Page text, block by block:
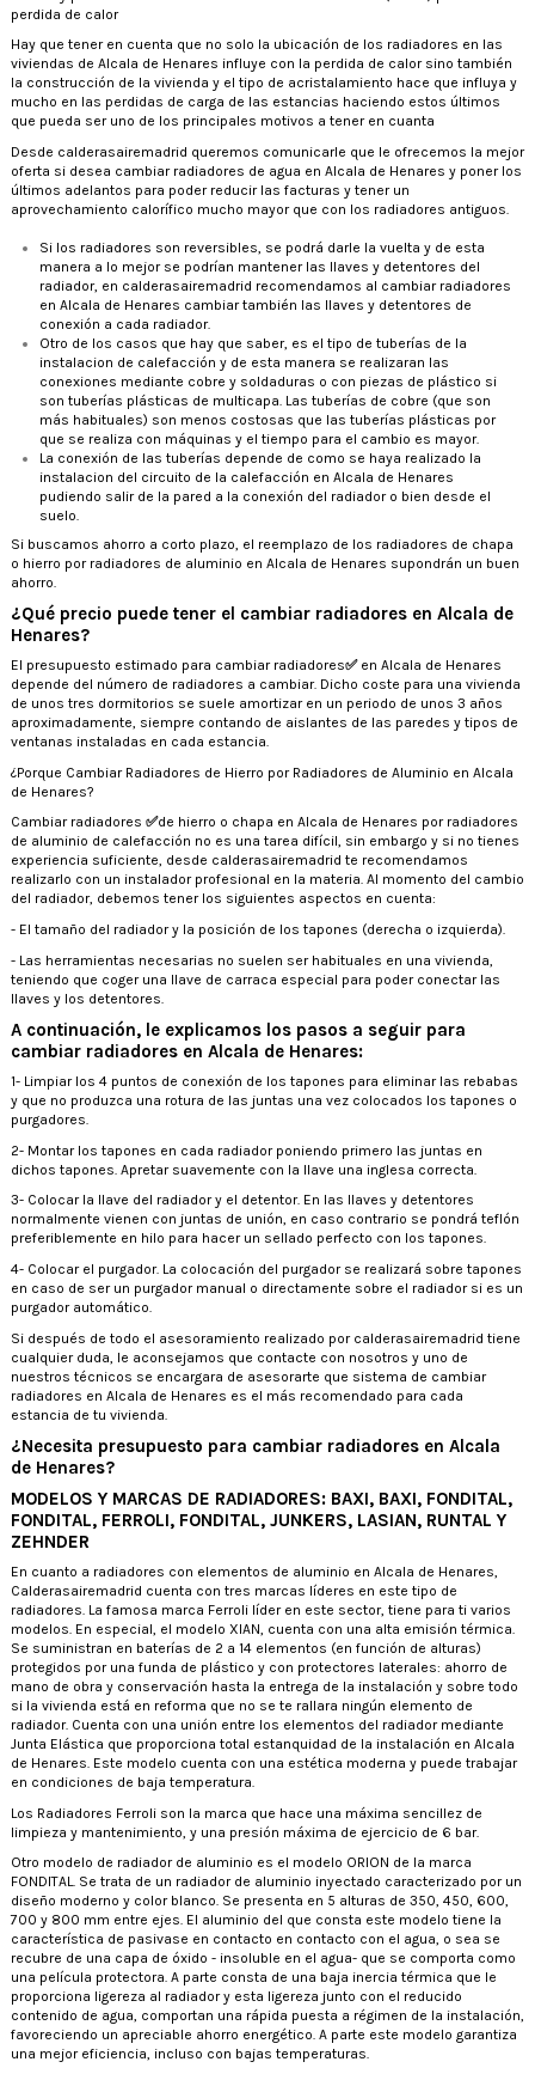
perdida de calor
Hay que tener en cuenta que no solo la ubicación de los radiadores en las
viviendas de Alcala de Henares influye con la perdida de calor sino también
la construcción de la vivienda y el tipo de acristalamiento hace que influya y
mucho en las perdidas de carga de las estancias haciendo estos últimos
que pueda ser uno de los principales motivos a tener en cuanta
Desde calderasairemadrid queremos comunicarle que le ofrecemos la mejor
oferta si desea cambiar radiadores de agua en Alcala de Henares y poner los
últimos adelantos para poder reducir las facturas y tener un
aprovechamiento calorífico mucho mayor que con los radiadores antiguos.
Si los radiadores son reversibles, se podrá darle la vuelta y de esta
manera a lo mejor se podrían mantener las llaves y detentores del
radiador, en calderasairemadrid recomendamos al cambiar radiadores
en Alcala de Henares cambiar también las llaves y detentores de
conexión a cada radiador.
Otro de los casos que hay que saber, es el tipo de tuberías de la
instalacion de calefacción y de esta manera se realizaran las
conexiones mediante cobre y soldaduras o con piezas de plástico si
son tuberías plásticas de multicapa. Las tuberías de cobre (que son
más habituales) son menos costosas que las tuberías plásticas por
que se realiza con máquinas y el tiempo para el cambio es mayor.
La conexión de las tuberías depende de como se haya realizado la
instalacion del circuito de la calefacción en Alcala de Henares
pudiendo salir de la pared a la conexión del radiador o bien desde el
suelo.
Si buscamos ahorro a corto plazo, el reemplazo de los radiadores de chapa
o hierro por radiadores de aluminio en Alcala de Henares supondrán un buen
ahorro.
¿Qué precio puede tener el cambiar radiadores en Alcala de
Henares?
El presupuesto estimado para cambiar radiadores✅en Alcala de Henares
depende del número de radiadores a cambiar. Dicho coste para una vivienda
de unos tres dormitorios se suele amortizar en un periodo de unos 3 años
aproximadamente, siempre contando de aislantes de las paredes y tipos de
ventanas instaladas en cada estancia.
¿Porque Cambiar Radiadores de Hierro por Radiadores de Aluminio en Alcala
de Henares?
Cambiar radiadores ✅de hierro o chapa en Alcala de Henares por radiadores
de aluminio de calefacción no es una tarea difícil, sin embargo y si no tienes
experiencia suficiente, desde calderasairemadrid te recomendamos
realizarlo con un instalador profesional en la materia. Al momento del cambio
del radiador, debemos tener los siguientes aspectos en cuenta:
- El tamaño del radiador y la posición de los tapones (derecha o izquierda).
- Las herramientas necesarias no suelen ser habituales en una vivienda,
teniendo que coger una llave de carraca especial para poder conectar las
llaves y los detentores.
A continuación, le explicamos los pasos a seguir para
cambiar radiadores en Alcala de Henares:
1- Limpiar los 4 puntos de conexión de los tapones para eliminar las rebabas
y que no produzca una rotura de las juntas una vez colocados los tapones o
purgadores.
2- Montar los tapones en cada radiador poniendo primero las juntas en
dichos tapones. Apretar suavemente con la llave una inglesa correcta.
3- Colocar la llave del radiador y el detentor. En las llaves y detentores
normalmente vienen con juntas de unión, en caso contrario se pondrá teflón
preferiblemente en hilo para hacer un sellado perfecto con los tapones.
4- Colocar el purgador. La colocación del purgador se realizará sobre tapones
en caso de ser un purgador manual o directamente sobre el radiador si es un
purgador automático.
Si después de todo el asesoramiento realizado por calderasairemadrid tiene
cualquier duda, le aconsejamos que contacte con nosotros y uno de
nuestros técnicos se encargara de asesorarte que sistema de cambiar
radiadores en Alcala de Henares es el más recomendado para cada
estancia de tu vivienda.
¿Necesita presupuesto para cambiar radiadores en Alcala
de Henares?
MODELOS Y MARCAS DE RADIADORES: BAXI, BAXI, FONDITAL,
FONDITAL, FERROLI, FONDITAL, JUNKERS, LASIAN, RUNTAL Y
ZEHNDER
En cuanto a radiadores con elementos de aluminio en Alcala de Henares,
Calderasairemadrid cuenta con tres marcas líderes en este tipo de
radiadores. La famosa marca Ferroli líder en este sector, tiene para ti varios
modelos. En especial, el modelo XIAN, cuenta con una alta emisión térmica.
Se suministran en baterías de 2 a 14 elementos (en función de alturas)
protegidos por una funda de plástico y con protectores laterales: ahorro de
mano de obra y conservación hasta la entrega de la instalación y sobre todo
si la vivienda está en reforma que no se te rallara ningún elemento de
radiador. Cuenta con una unión entre los elementos del radiador mediante
Junta Elástica que proporciona total estanquidad de la instalación en Alcala
de Henares. Este modelo cuenta con una estética moderna y puede trabajar
en condiciones de baja temperatura.
Los Radiadores Ferroli son la marca que hace una máxima sencillez de
limpieza y mantenimiento, y una presión máxima de ejercicio de 6 bar.
Otro modelo de radiador de aluminio es el modelo ORION de la marca
FONDITAL. Se trata de un radiador de aluminio inyectado caracterizado por un
diseño moderno y color blanco. Se presenta en 5 alturas de 350, 450, 600,
700 y 800 mm entre ejes. El aluminio del que consta este modelo tiene la
característica de pasivase en contacto en contacto con el agua, o sea se
recubre de una capa de óxido - insoluble en el agua- que se comporta como
una película protectora. A parte consta de una baja inercia térmica que le
proporciona ligereza al radiador y esta ligereza junto con el reducido
contenido de agua, comportan una rápida puesta a régimen de la instalación,
favoreciendo un apreciable ahorro energético. A parte este modelo garantiza
una mejor eficiencia, incluso con bajas temperaturas.